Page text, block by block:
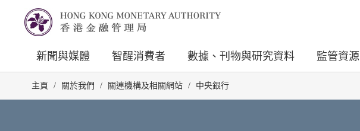
新聞與媒體 智醒消費者 數據、刊物與研究資料 監管資源
主頁 / 關於我們 / 關連機構及相關網站 / 中央銀行